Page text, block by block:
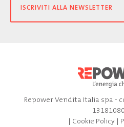
ISCRIVITI ALLA NEWSLETTER
Repower Vendita Italia spa -
| Cookie Policy|